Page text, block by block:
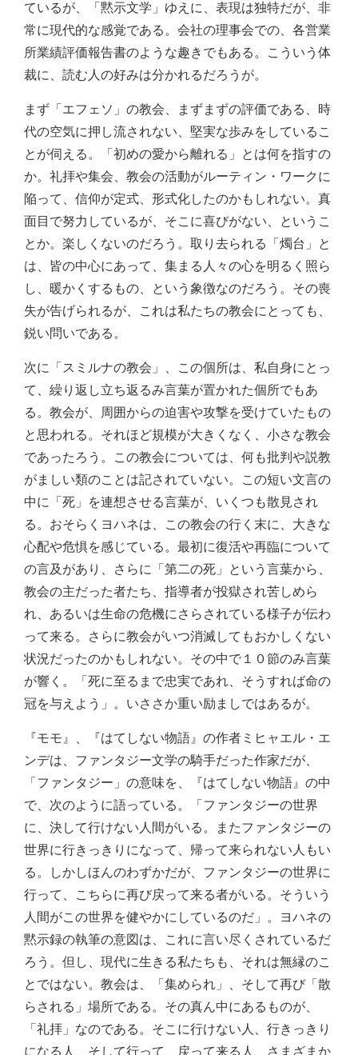
ているが、「黙示文学」ゆえに、表現は独特だが、非
常に現代的な感覚である。会社の理事会での、各営業
所業績評価報告書のような趣きでもある。こういう体
裁に、読む人の好みは分かれるだろうが。
まず「エフェソ」の教会、まずまずの評価である、時
代の空気に押し流されない、堅実な歩みをしているこ
とが伺える。「初めの愛から離れる」とは何を指すの
か。礼拝や集会、教会の活動がルーティン・ワークに
陥って、信仰が定式、形式化したのかもしれない。真
面目で努力しているが、そこに喜びがない、というこ
とか。楽しくないのだろう。取り去られる「燭台」と
は、皆の中心にあって、集まる人々の心を明るく照ら
し、暖かくするもの、という象徴なのだろう。その喪
失が告げられるが、これは私たちの教会にとっても、
鋭い問いである。
次に「スミルナの教会」、この個所は、私自身にとっ
て、繰り返し立ち返るみ言葉が置かれた個所でもあ
る。教会が、周囲からの迫害や攻撃を受けていたもの
と思われる。それほど規模が大きくなく、小さな教会
であったろう。この教会については、何も批判や説教
がましい類のことは記されていない。この短い文言の
中に「死」を連想させる言葉が、いくつも散見され
る。おそらくヨハネは、この教会の行く末に、大きな
心配や危惧を感じている。最初に復活や再臨について
の言及があり、さらに「第二の死」という言葉から、
教会の主だった者たち、指導者が投獄され苦しめら
れ、あるいは生命の危機にさらされている様子が伝わ
って来る。さらに教会がいつ消滅してもおかしくない
状況だったのかもしれない。その中で１０節のみ言葉
が響く。「死に至るまで忠実であれ、そうすれば命の
冠を与えよう」。いささか重い励ましではあるが。
『モモ』、『はてしない物語』の作者ミヒャエル・エ
ンデは、ファンタジー文学の騎手だった作家だが、
「ファンタジー」の意味を、『はてしない物語』の中
で、次のように語っている。「ファンタジーの世界
に、決して行けない人間がいる。またファンタジーの
世界に行きっきりになって、帰って来られない人もい
る。しかしほんのわずかだが、ファンタジーの世界に
行って、こちらに再び戻って来る者がいる。そういう
人間がこの世界を健やかにしているのだ」。ヨハネの
黙示録の執筆の意図は、これに言い尽くされているだ
ろう。但し、現代に生きる私たちも、それは無縁のこ
とではない。教会は、「集められ」、そして再び「散
らされる」場所である。その真ん中にあるものが、
「礼拝」なのである。そこに行けない人、行きっきり
になる人、そして行って、戻って来る人、さまざまか